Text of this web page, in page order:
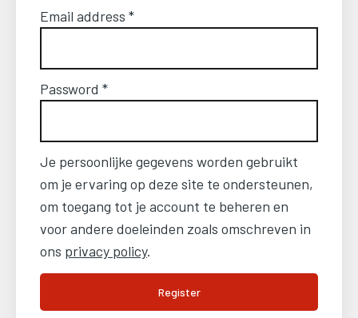
Email address *
Password *
Je persoonlijke gegevens worden gebruikt
om je ervaring op deze site te ondersteunen,
om toegang tot je account te beheren en
voor andere doeleinden zoals omschreven in
ons privacy policy.
Register